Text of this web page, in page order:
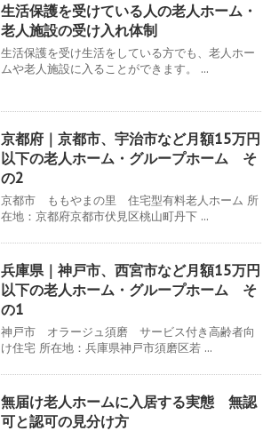
生活保護を受けている人の老人ホーム・
老人施設の受け入れ体制
生活保護を受け生活をしている方でも、老人ホー
ムや老人施設に入ることができます。 ...
京都府｜京都市、宇治市など月額15万円
以下の老人ホーム・グループホーム そ
の2
京都市 ももやまの里 住宅型有料老人ホーム 所
在地：京都府京都市伏見区桃山町丹下 ...
兵庫県｜神戸市、西宮市など月額15万円
以下の老人ホーム・グループホーム そ
の1
神戸市 オラージュ須磨 サービス付き高齢者向
け住宅 所在地：兵庫県神戸市須磨区若 ...
無届け老人ホームに入居する実態 無認
可と認可の見分け方